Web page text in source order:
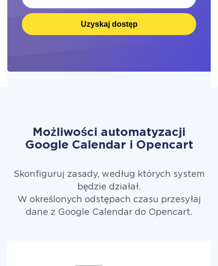
Uzyskaj dostęp
Możliwości automatyzacji
Google Calendar i Opencart
Skonfiguruj zasady, według których system
będzie działał.
W określonych odstępach czasu przesyłaj
dane z Google Calendar do Opencart.